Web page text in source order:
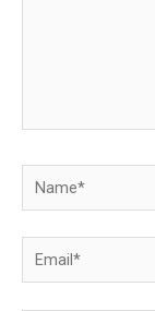
Name*
Email*